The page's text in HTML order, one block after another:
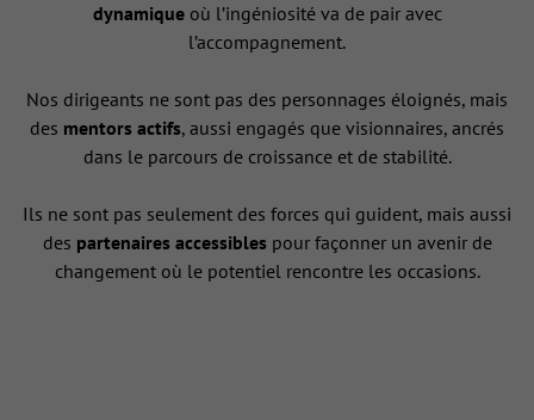
dynamique où l’ingéniosité va de pair avec
l’accompagnement.
Nos dirigeants ne sont pas des personnages éloignés, mais
des mentors actifs, aussi engagés que visionnaires, ancrés
dans le parcours de croissance et de stabilité.
Ils ne sont pas seulement des forces qui guident, mais aussi
des partenaires accessiblespour façonner un avenir de
changement où le potentiel rencontre les occasions.